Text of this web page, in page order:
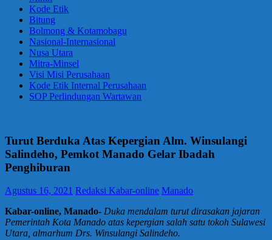
Kode Etik
Bitung
Bolmong & Kotamobagu
Nasional-Internasional
Nusa Utara
Mitra-Minsel
Visi Misi Perusahaan
Kode Etik Internal Perusahaan
SOP Perlindungan Wartawan
Turut Berduka Atas Kepergian Alm. Winsulangi
Salindeho, Pemkot Manado Gelar Ibadah
Penghiburan
Agustus 16, 2021 Redaksi Kabar-online Manado
Kabar-online, Manado- Duka mendalam turut dirasakan jajaran
Pemerintah Kota Manado atas kepergian salah satu tokoh Sulawesi
Utara, almarhum Drs. Winsulangi Salindeho.